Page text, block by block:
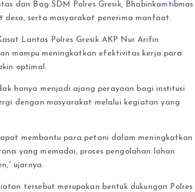
dan Bag SDM Polres Gresik, Bhabinkamtibmas
desa, serta masyarakat penerima manfaat.
Lantas Polres Gresik AKP Nur Arifin
mampu meningkatkan efektivitas kerja para
optimal.
hanya menjadi ajang perayaan bagi institusi
dengan masyarakat melalui kegiatan yang
membantu para petani dalam meningkatkan
yang memadai, proses pengolahan lahan
ujarnya.
tersebut merupakan bentuk dukungan Polres